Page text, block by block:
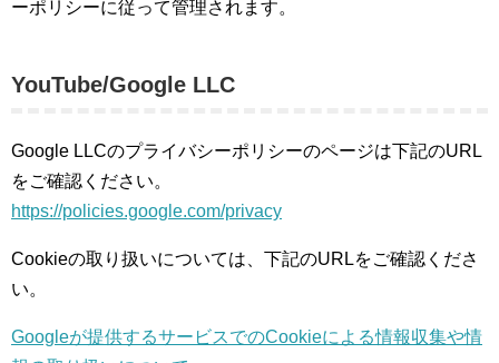
ーポリシーに従って管理されます。
YouTube/Google LLC
Google LLCのプライバシーポリシーのページは下記のURL
をご確認ください。
https://policies.google.com/privacy
Cookieの取り扱いについては、下記のURLをご確認くださ
い。
Googleが提供するサービスでのCookieによる情報収集や情